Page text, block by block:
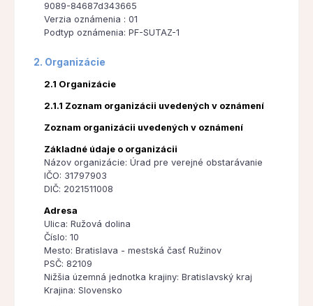
9089-84687d343665
Verzia oznámenia : 01
Podtyp oznámenia: PF-SUTAZ-1
2. Organizácie
2.1 Organizácie
2.1.1 Zoznam organizácii uvedených v oznámení
Zoznam organizácii uvedených v oznámení
Základné údaje o organizácii
Názov organizácie: Úrad pre verejné obstarávanie
IČO: 31797903
DIČ: 2021511008
Adresa
Ulica: Ružová dolina
Číslo: 10
Mesto: Bratislava - mestská časť Ružinov
PSČ: 82109
Nižšia územná jednotka krajiny: Bratislavský kraj
Krajina: Slovensko